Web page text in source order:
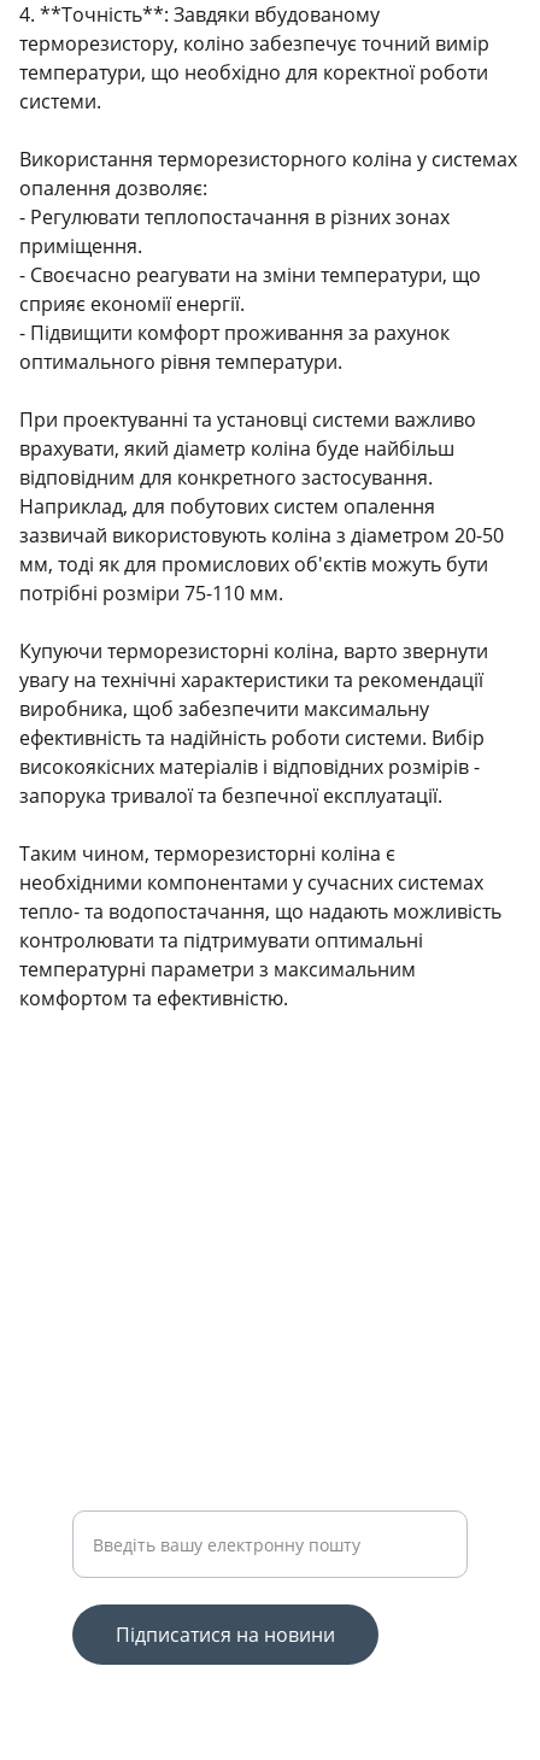
4. **Точність**: Завдяки вбудованому
терморезистору, коліно забезпечує точний вимір
температури, що необхідно для коректної роботи
системи.
Використання терморезисторного коліна у системах
опалення дозволяє:
- Регулювати теплопостачання в різних зонах
приміщення.
- Своєчасно реагувати на зміни температури, що
сприяє економії енергії.
- Підвищити комфорт проживання за рахунок
оптимального рівня температури.
При проектуванні та установці системи важливо
врахувати, який діаметр коліна буде найбільш
відповідним для конкретного застосування.
Наприклад, для побутових систем опалення
зазвичай використовують коліна з діаметром 20-50
мм, тоді як для промислових об'єктів можуть бути
потрібні розміри 75-110 мм.
Купуючи терморезисторні коліна, варто звернути
увагу на технічні характеристики та рекомендації
виробника, щоб забезпечити максимальну
ефективність та надійність роботи системи. Вибір
високоякісних матеріалів і відповідних розмірів -
запорука тривалої та безпечної експлуатації.
Таким чином, терморезисторні коліна є
необхідними компонентами у сучасних системах
тепло- та водопостачання, що надають можливість
контролювати та підтримувати оптимальні
температурні параметри з максимальним
комфортом та ефективністю.
Підписатися на новини